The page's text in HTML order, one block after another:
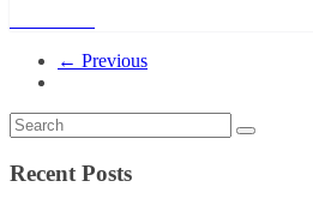
← Previous
Recent Posts